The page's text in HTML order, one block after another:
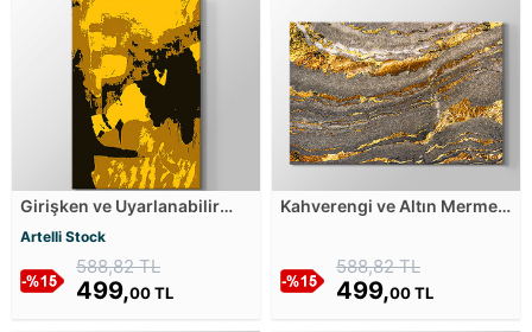
Girişken ve Uyarlanabilir
Kanvas Tablosu
Artelli Stock
588,82 TL
499,00 TL
Kahverengi ve Altın Mermer
588,82 TL
499,00 TL